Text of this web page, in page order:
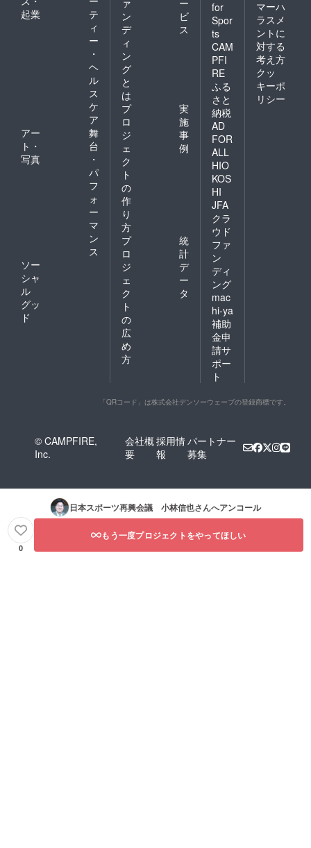
起業
テ
ィ
ー
・
ヘ
ル
ス
ケ
ア
アー
ト・
写真
舞
台
・
パ
フ
ォ
ー
マ
ン
ス
ソー
シャ
ル
グッ
ド
ァ
ン
デ
ィ
ン
グ
と
は
ー
ビ
ス
プ
ロ
ジ
ェ
ク
ト
の
作
り
方
実
施
事
例
プ
ロ
ジ
ェ
ク
ト
の
広
め
方
統
計
デ
ー
タ
for
Spor
ts
CAM
PFI
RE
ふる
さと
納税
AD
FOR
ALL
HIO
KOS
HI
JFA
クラ
ウド
ファ
ン
ディ
ング
mac
hi-ya
補助
金申
請サ
ポー
ト
マーハ
ラスメ
ントに
対する
考え方
クッ
キーポ
リシー
「QRコード」は株式会社デンソーウェーブの登録商標です。
© CAMPFIRE,
Inc.
会社概
要
採用情
報
パートナー
募集
日本スポーツ再興会議 小林信也さんへアンコール
0
もう一度プロジェクトをやってほしい